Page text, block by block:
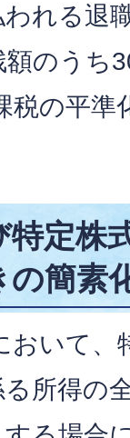
れる退
のうち
税の平準
定株
の簡素
おいて、
所得の